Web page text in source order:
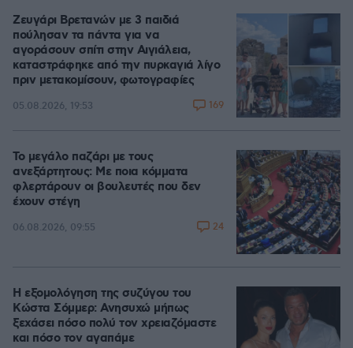
Ζευγάρι Βρετανών με 3 παιδιά
πούλησαν τα πάντα για να
αγοράσουν σπίτι στην Αιγιάλεια,
καταστράφηκε από την πυρκαγιά λίγο
πριν μετακομίσουν, φωτογραφίες
05.08.2026, 19:53 169
Το μεγάλο παζάρι με τους
ανεξάρτητους: Με ποια κόμματα
φλερτάρουν οι βουλευτές που δεν
έχουν στέγη
06.08.2026, 09:55 24
Η εξομολόγηση της συζύγου του
Κώστα Σόμμερ: Ανησυχώ μήπως
ξεχάσει πόσο πολύ τον χρειαζόμαστε
και πόσο τον αγαπάμε